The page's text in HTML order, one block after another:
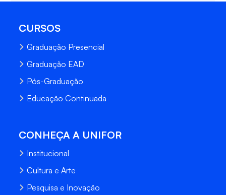
CURSOS
Graduação Presencial
Graduação EAD
Pós-Graduação
Educação Continuada
CONHEÇA A UNIFOR
Institucional
Cultura e Arte
Pesquisa e Inovação